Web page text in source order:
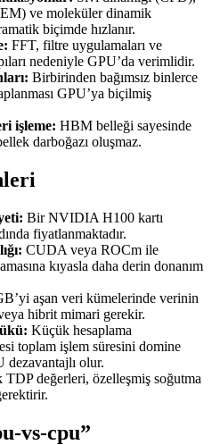
ve moleküler dinamik
biçimde hızlanır.
FFT, filtre uygulamaları ve
nedeniyle GPU’da verimlidir.
Birbirinden bağımsız binlerce
GPU’ya biçilmiş
işleme: HBM belleği sayesinde
darboğazı oluşmaz.
Bir NVIDIA H100 kartı
fiyatlanmaktadır.
CUDA veya ROCm ile
kıyasla daha derin donanım
aşan veri kümelerinde verinin
hibrit mimari gerekir.
Küçük hesaplama
toplam işlem süresini domine
dezavantajlı olur.
TDP değerleri, özelleşmiş soğutma
vs-cpu”